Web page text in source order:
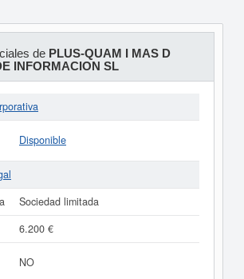
de PLUS-QUAM I MAS D
INFORMACION SL
Disponible
Sociedad limitada
6.200 €
NO